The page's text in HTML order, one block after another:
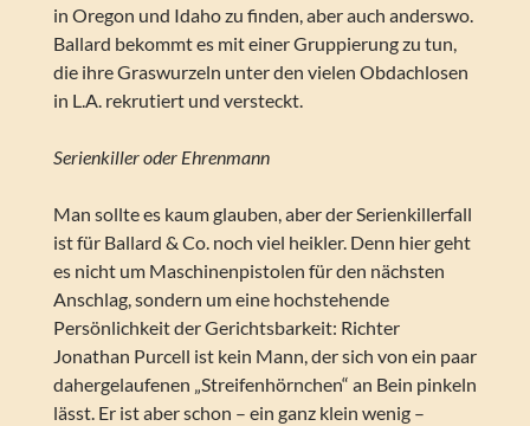
in Oregon und Idaho zu finden, aber auch anderswo.
Ballard bekommt es mit einer Gruppierung zu tun,
die ihre Graswurzeln unter den vielen Obdachlosen
in L.A. rekrutiert und versteckt.
Serienkiller oder Ehrenmann
Man sollte es kaum glauben, aber der Serienkillerfall
ist für Ballard & Co. noch viel heikler. Denn hier geht
es nicht um Maschinenpistolen für den nächsten
Anschlag, sondern um eine hochstehende
Persönlichkeit der Gerichtsbarkeit: Richter
Jonathan Purcell ist kein Mann, der sich von ein paar
dahergelaufenen „Streifenhörnchen“ an Bein pinkeln
lässt. Er ist aber schon – ein ganz klein wenig –